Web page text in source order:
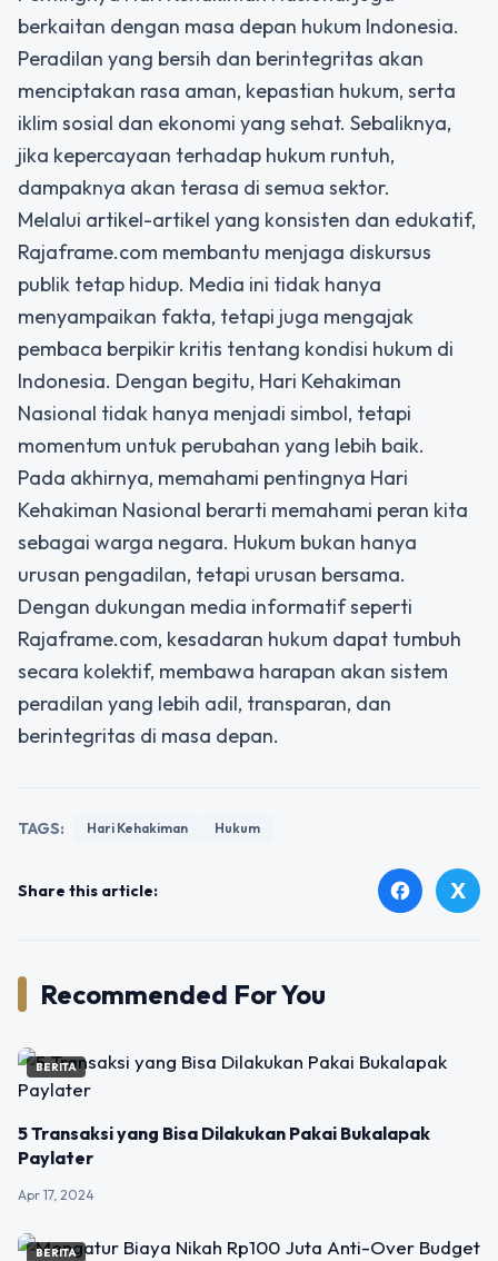
berkaitan dengan masa depan hukum Indonesia.
Peradilan yang bersih dan berintegritas akan
menciptakan rasa aman, kepastian hukum, serta
iklim sosial dan ekonomi yang sehat. Sebaliknya,
jika kepercayaan terhadap hukum runtuh,
dampaknya akan terasa di semua sektor.
Melalui artikel-artikel yang konsisten dan edukatif,
Rajaframe.com membantu menjaga diskursus
publik tetap hidup. Media ini tidak hanya
menyampaikan fakta, tetapi juga mengajak
pembaca berpikir kritis tentang kondisi hukum di
Indonesia. Dengan begitu, Hari Kehakiman
Nasional tidak hanya menjadi simbol, tetapi
momentum untuk perubahan yang lebih baik.
Pada akhirnya, memahami pentingnya Hari
Kehakiman Nasional berarti memahami peran kita
sebagai warga negara. Hukum bukan hanya
urusan pengadilan, tetapi urusan bersama.
Dengan dukungan media informatif seperti
Rajaframe.com, kesadaran hukum dapat tumbuh
secara kolektif, membawa harapan akan sistem
peradilan yang lebih adil, transparan, dan
berintegritas di masa depan.
TAGS: Hari Kehakiman Hukum
Share this article: facebook X
Recommended For You
BERITA
5 Transaksi yang Bisa Dilakukan Pakai Bukalapak
Paylater
Apr 17, 2024
BERITA